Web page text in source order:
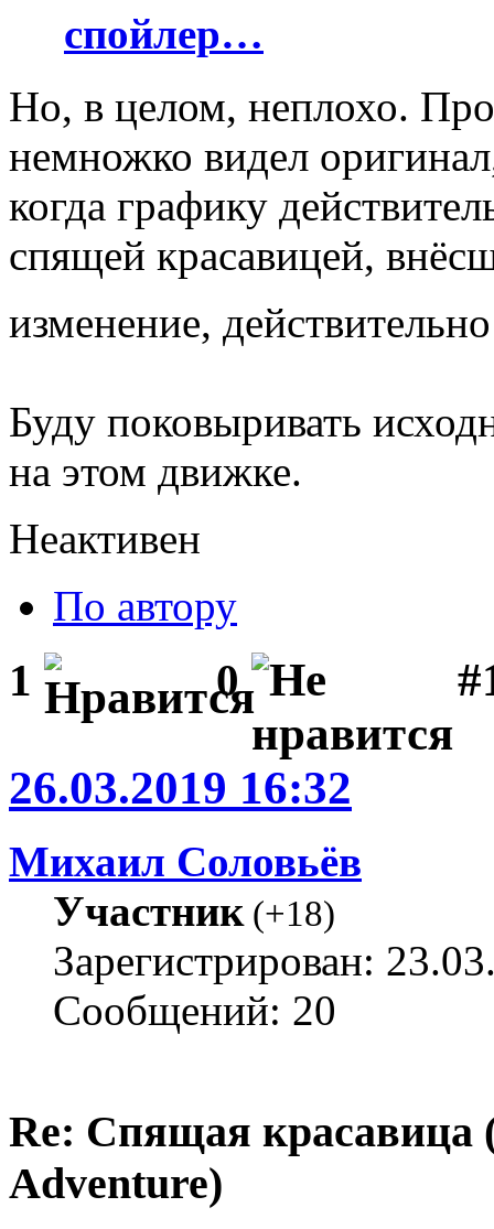
спойлер…
Но, в целом, неплохо.
немножко видел
когда графику
спящей красавицей,
изменение,
Буду поковыривать
на этом движке.
Неактивен
По автору
1 0
26.03.2019 16:32
Михаил Соловьёв
Участник(+18)
Зарегистрирован:
Сообщений: 20
Re: Спящая красавица
Adventure)